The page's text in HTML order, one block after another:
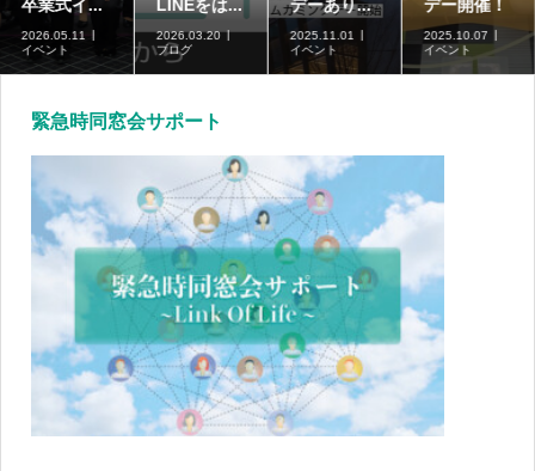
卒業式イ...
2026.05.11
イベント
LINEをは...
2026.03.20
ブログ
デーあり...
2025.11.01
イベント
デー開催！
2025.10.07
イベント
緊急時同窓会サポート